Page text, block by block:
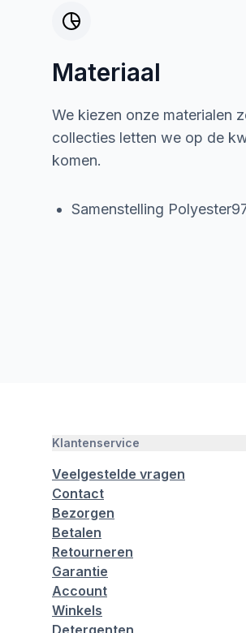
Materiaal
We kiezen onze materialen
collecties letten we op de
komen.
Samenstelling
Klantenservice
Veelgestelde vragen
Contact
Bezorgen
Betalen
Retourneren
Garantie
Account
Winkels
Detergenten